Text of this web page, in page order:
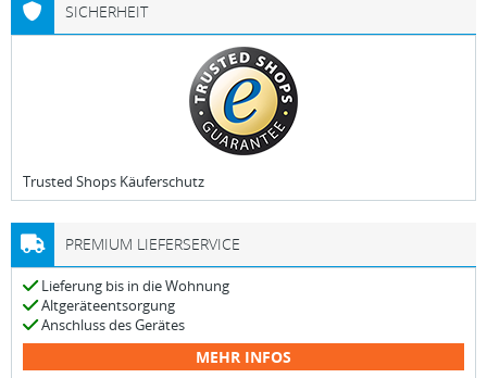
SICHERHEIT
Trusted Shops Käuferschutz
PREMIUM LIEFERSERVICE
Lieferung bis in die Wohnung
Altgeräteentsorgung
Anschluss des Gerätes
MEHR INFOS